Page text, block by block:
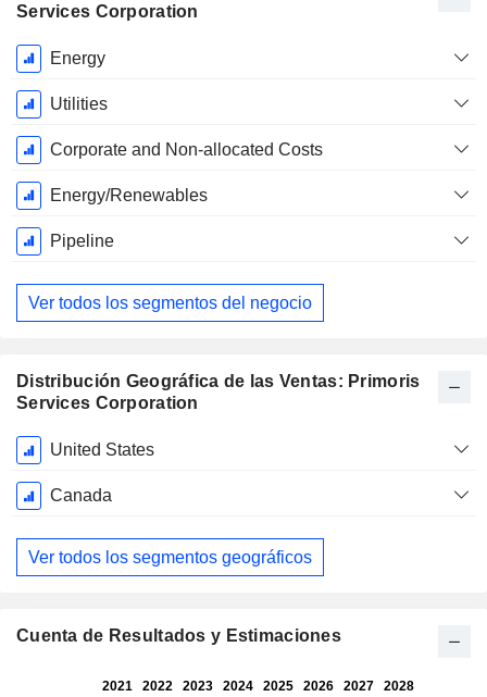
Services Corporation
Período
fiscal:
Diciembre
Energy
Utilities
Corporate and Non-allocated Costs
Energy/Renewables
Pipeline
Ver todos los segmentos del negocio
Distribución Geográfica de las Ventas: Primoris
Services Corporation
Período
fiscal:
Diciembre
United States
Canada
Ver todos los segmentos geográficos
Cuenta de Resultados y Estimaciones